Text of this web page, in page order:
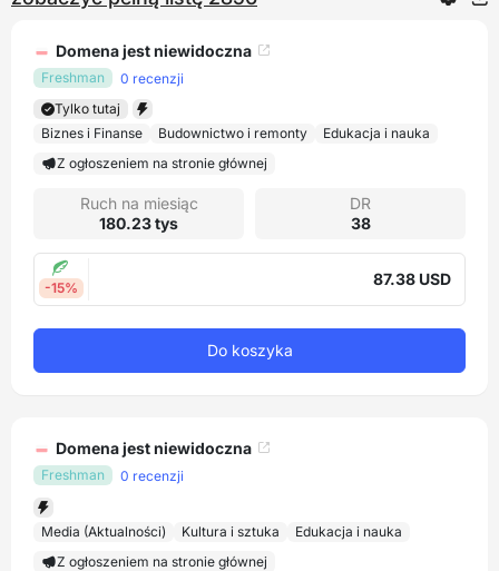
Domena jest niewidoczna
Freshman
0 recenzji
Tylko tutaj
Biznes i Finanse
Budownictwo i remonty
Edukacja i nauka
Z ogłoszeniem na stronie głównej
Ruch na miesiąc
180.23 tys
DR
38
-15% 87.38 USD
Do koszyka
Domena jest niewidoczna
Freshman 0 recenzji
Media (Aktualności) Kultura i sztuka
Edukacja i nauka
Z ogłoszeniem na stronie głównej